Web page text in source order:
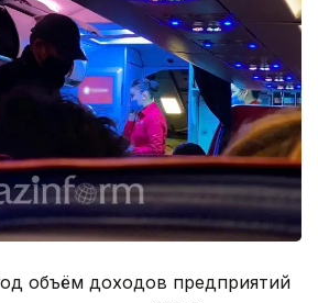
объём доходов предприятий